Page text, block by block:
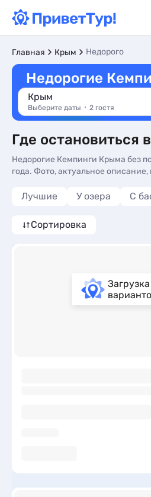
Главная Крым Недорого
Недорогие
Крым
Выберите даты 2 гостя
Где остановиться
Недорогие Кемпинги Крыма без
года. Фото, актуальное
ценам
Лучшие У озера С
Сортировка
Загрузка